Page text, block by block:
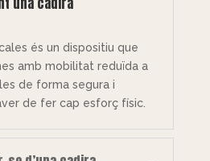
és un dispositiu que
amb mobilitat reduïda a
de forma segura i
de fer cap esforç físic.